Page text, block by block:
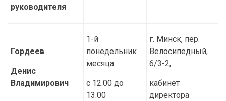
руководителя
Гордеев
Денис
Владимирович
1-й
понедельник
месяца
с 12.00 до
13.00
г. Минск, пер.
Велосипедный,
6/3-2,
кабинет
директора